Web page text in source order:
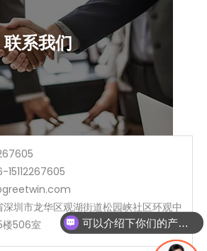
联系我们
15112267605
深圳市龙华区观湖街道松园峡社区环观中
楼506室
可以介绍下你们的产品么